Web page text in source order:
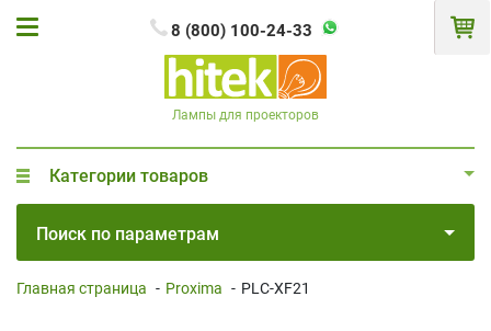
8 (800) 100-24-33
Лампы для проекторов
Категории товаров
Поиск по параметрам
Главная страница - Proxima - PLC-XF21